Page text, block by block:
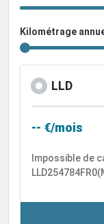
Kilométrage
LLD
-- €/mois
Impossible de